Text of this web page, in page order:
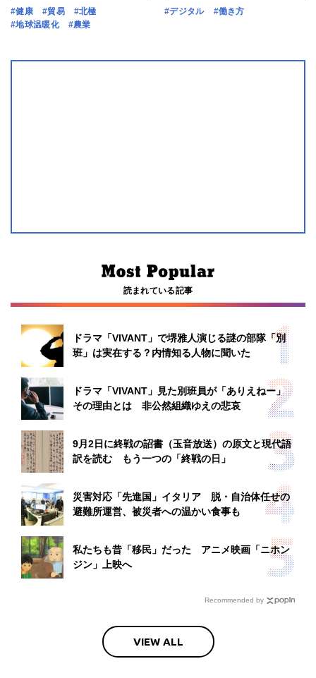
#健康 #貿易
#北極
#地球温暖化
#農業
#デジタル #働き方
読まれている記事
ドラマ「VIVANT」で堺雅人演じる謎の部隊「別
班」は実在する？内情知る人物に聞いた
ドラマ「VIVANT」見た別班員が「ありえねー」
その理由とは 非公然組織ゆえの悲哀
9月2日に終戦の詔書（玉音放送）の原文と現代語
訳を読む もう一つの「終戦の日」
災害対応「先進国」イタリア 脱・自治体任せの
避難所運営、被災者への温かい食事も
私たちも昔「移民」だった アニメ映画「ニホン
ジン」上映へ
Recommended by
VIEW ALL